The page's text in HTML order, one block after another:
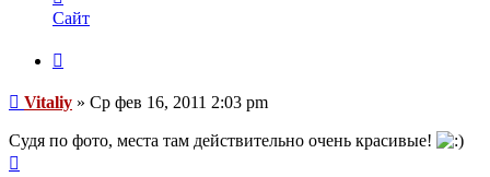
информация
пользователя
Сайт
Сообщение
Vitaliy » Ср фев 16, 2011 2:03 pm
Судя по фото, места там действительно очень красивые!